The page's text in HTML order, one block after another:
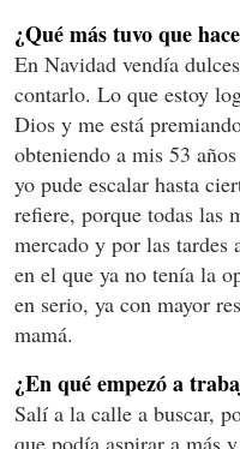
¿Qué más tuvo que
En Navidad vendía
contarlo. Lo que estoy
Dios y me está
obteniendo a mis 53
yo pude escalar hasta
refiere, porque todas las
mercado y por las tardes
en el que ya no tenía la
en serio, ya con mayor
mamá.
¿En qué empezó a
Salí a la calle a buscar,
que podía aspirar a más